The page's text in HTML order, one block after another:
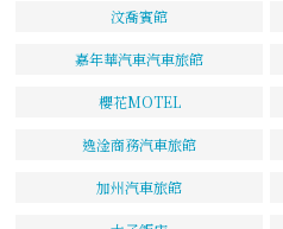
汶喬賓館
嘉年華汽車汽車旅館
櫻花MOTEL
逸淦商務汽車旅館
加州汽車旅館